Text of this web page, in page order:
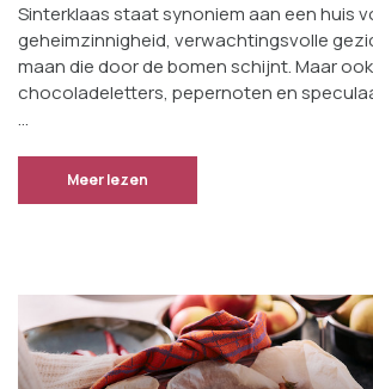
Sinterklaas staat synoniem aan een huis
geheimzinnigheid, verwachtingsvolle
maan die door de bomen schijnt. Maar
chocoladeletters, pepernoten en
…
Meer lezen